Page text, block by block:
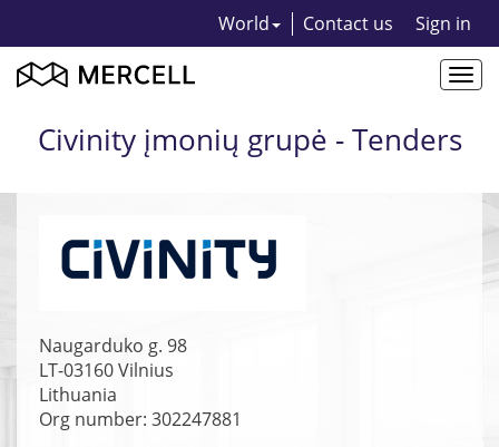
World Contact us Sign in
Civinity įmonių grupė - Tenders
Naugarduko g. 98
LT-03160Vilnius
Lithuania
Org number: 302247881